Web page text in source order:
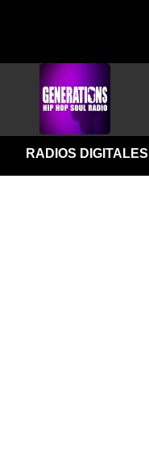
RADIOS DIGITALES